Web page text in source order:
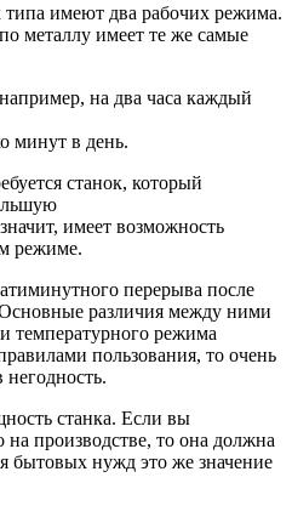
типа имеют два рабочих режима.
металлу имеет те же самые
на два часа каждый
минут в день.
станок, который
имеет возможность
режиме.
перерыва после
различия между ними
температурного режима
пользования, то очень
станка. Если вы
на производстве, то она должна
бытовых нужд это же значение